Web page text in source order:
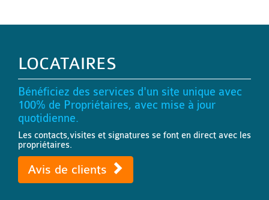
LOCATAIRES
Bénéficiez des services d'un site unique avec
100% de Propriétaires, avec mise à jour
quotidienne.
Les contacts,visites et signatures se font en direct avec les
propriétaires.
Avis de clients